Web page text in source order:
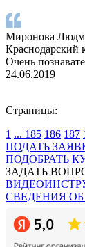
Миронова
Краснодарский
Очень
24.06.2019
Страницы:
1 ... 185 186 187
ПОДАТЬ
ПОДОБРАТЬ
ЗАДАТЬ
СВЕДЕНИЯ